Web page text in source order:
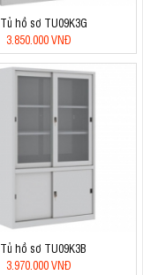
Tủ hồ sơ TU09K3G
3.850.000 VNĐ
Tủ hồ sơ TU09K3B
3.970.000 VNĐ